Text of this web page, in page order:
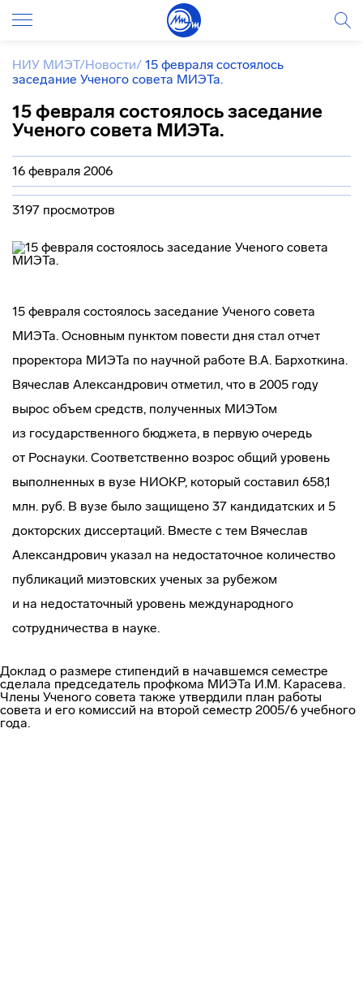
НИУ МИЭТ/Новости/ 15 февраля состоялось
заседание Ученого совета МИЭТа.
15 февраля состоялось заседание
Ученого совета МИЭТа.
16 февраля 2006
3197 просмотров
15 февраля состоялось заседание Ученого совета
МИЭТа. Основным пунктом повести дня стал отчет
проректора МИЭТа по научной работе В.А. Бархоткина.
Вячеслав Александрович отметил, что в 2005 году
вырос объем средств, полученных МИЭТом
из государственного бюджета, в первую очередь
от Роснауки. Соответственно возрос общий уровень
выполненных в вузе НИОКР, который составил 658,1
млн. руб. В вузе было защищено 37 кандидатских и 5
докторских диссертаций. Вместе с тем Вячеслав
Александрович указал на недостаточное количество
публикаций миэтовских ученых за рубежом
и на недостаточный уровень международного
сотрудничества в науке.
Доклад о размере стипендий в начавшемся семестре
сделала председатель профкома МИЭТа И.М. Карасева.
Члены Ученого совета также утвердили план работы
совета и его комиссий на второй семестр 2005/6 учебного
года.